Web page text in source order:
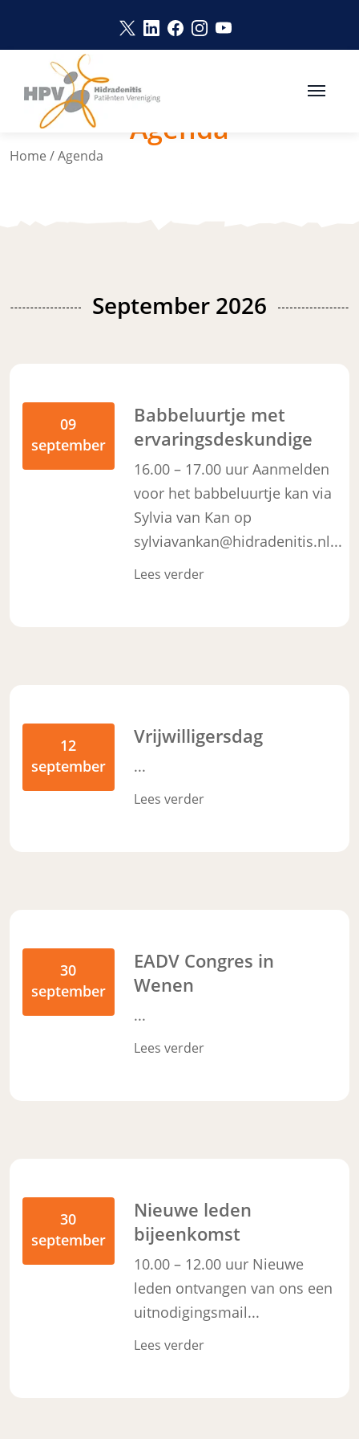
Link opent in een nieuw venster
Link opent in een nieuw
Link opent in een nieuw
Link opent in een
Link opent in een
Home /Agenda
Agenda
September 2026
09
september
Babbeluurtje met
ervaringsdeskundige
16.00 – 17.00 uur Aanmelden
voor het babbeluurtje kan via
Sylvia van Kan op
sylviavankan@hidradenitis.nl...
Lees verder
12
september
Vrijwilligersdag
...
Lees verder
30
september
EADV Congres in
Wenen
...
Lees verder
30
september
Nieuwe leden
bijeenkomst
10.00 – 12.00 uur Nieuwe
leden ontvangen van ons een
uitnodigingsmail...
Lees verder